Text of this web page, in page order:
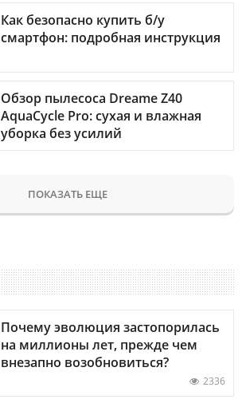
Как безопасно купить б/у
смартфон: подробная инструкция
Обзор пылесоса Dreame Z40
AquaCycle Pro: сухая и влажная
уборка без усилий
ПОКАЗАТЬ ЕЩЕ
Почему эволюция застопорилась
на миллионы лет, прежде чем
внезапно возобновиться?
2336